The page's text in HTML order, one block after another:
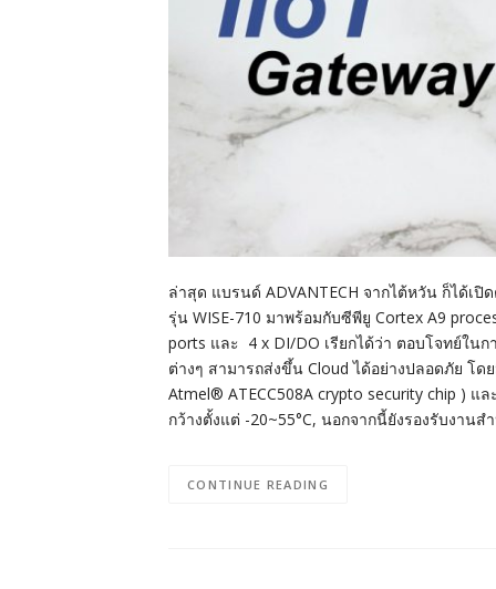
ล่าสุด แบรนด์ ADVANTECH จากไต้หวัน ก็ได้เ
รุ่น WISE-710 มาพร้อมกับซีพียู Cortex A9
ports และ 4 x DI/DO เรียกได้ว่า ตอบโจทย์ใ
ต่างๆ สามารถส่งขึ้น Cloud ได้อย่างปลอดภัย โ
Atmel® ATECC508A crypto security chip )
กว้างตั้งแต่ -20~55°C, นอกจากนี้ยังรองรับงาน
CONTINUE READING